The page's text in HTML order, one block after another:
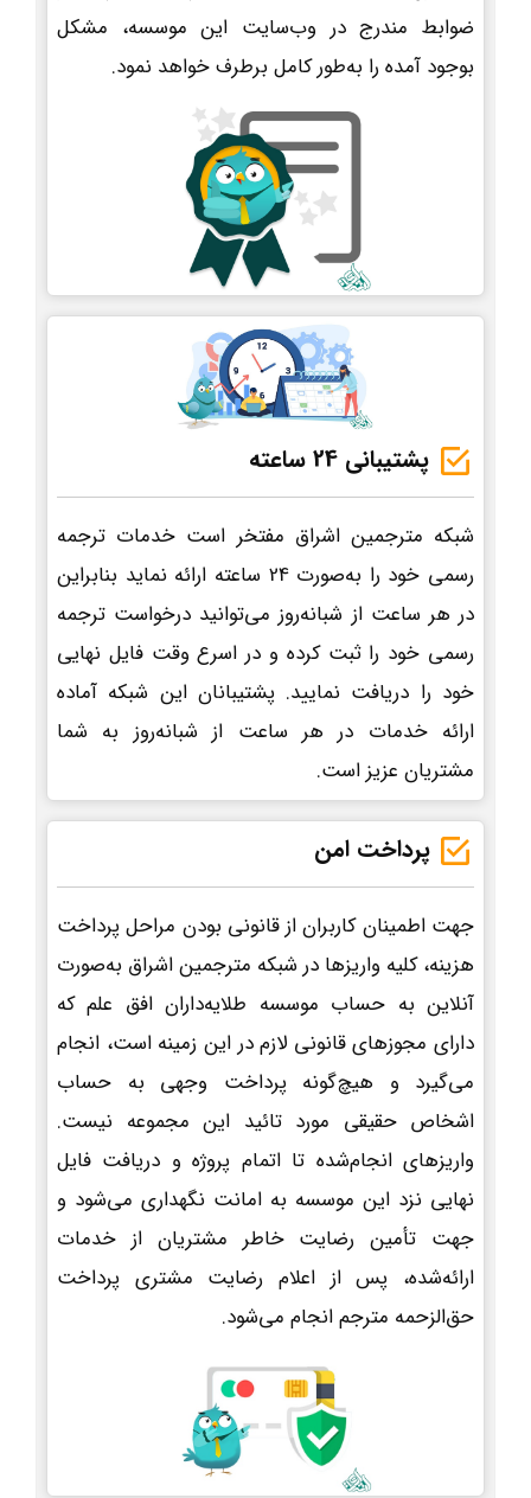
ضوابط مندرج در وب‌سایت این موسسه، مشکل
بوجود آمده را به‌طور کامل برطرف خواهد نمود.
پشتیبانی 24 ساعته
شبکه مترجمین اشراق مفتخر است خدمات ترجمه
رسمی خود را به‌صورت 24 ساعته ارائه نماید بنابراین
در هر ساعت از شبانه‌روز می‌توانید درخواست ترجمه
رسمی خود را ثبت کرده و در اسرع وقت فایل نهایی
خود را دریافت نمایید. پشتیبانان این شبکه آماده
ارائه خدمات در هر ساعت از شبانه‌روز به شما
مشتریان عزیز است.
پرداخت امن
جهت اطمینان کاربران از قانونی بودن مراحل پرداخت
هزینه، کلیه واریزها در شبکه مترجمین اشراق به‌صورت
آنلاین به حساب موسسه طلایه‌داران افق علم که
دارای مجوزهای قانونی لازم در این زمینه است، انجام
می‌گیرد و هیچ‌گونه پرداخت وجهی به حساب
اشخاص حقیقی مورد تائید این مجموعه نیست.
واریزهای انجام‌شده تا اتمام پروژه و دریافت فایل
نهایی نزد این موسسه به امانت نگهداری می‌شود و
جهت تأمین رضایت خاطر مشتریان از خدمات
ارائه‌شده، پس از اعلام رضایت مشتری پرداخت
حق‌الزحمه مترجم انجام می‌شود.